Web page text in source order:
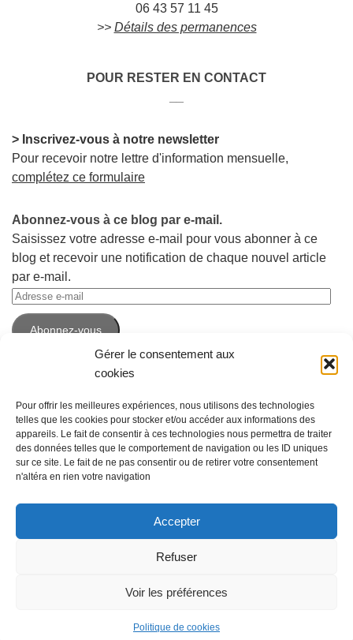
Gérer le consentement aux
cookies
Pour offrir les meilleures expériences, nous utilisons des technologies
telles que les cookies pour stocker et/ou accéder aux informations des
appareils. Le fait de consentir à ces technologies nous permettra de traiter
des données telles que le comportement de navigation ou les ID uniques
sur ce site. Le fait de ne pas consentir ou de retirer votre consentement
n'altéra en rien votre navigation
Accepter
Refuser
Voir les préférences
Politique de cookies
06 43 57 11 45
>> Détails des permanences
POUR RESTER EN CONTACT
> Inscrivez-vous à notre newsletter
Pour recevoir notre lettre d'information mensuelle,
complétez ce formulaire
Abonnez-vous à ce blog par e-mail.
Saisissez votre adresse e-mail pour vous abonner à ce
blog et recevoir une notification de chaque nouvel article
par e-mail.
Adresse
e-
mailAbonnez-vous